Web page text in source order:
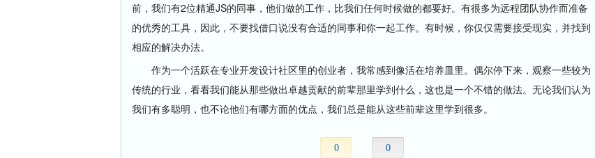
前，我们有2位精通JS的同事，他们做的工作，比我们任何时候做的都要好。有很多为远程团队协作而准备
的优秀的工具，因此，不要找借口说没有合适的同事和你一起工作。有时候，你仅仅需要接受现实，并找到
相应的解决办法。
作为一个活跃在专业开发设计社区里的创业者，我常感到像活在培养皿里。偶尔停下来，观察一些较为
传统的行业，看看我们能从那些做出卓越贡献的前辈那里学到什么，这也是一个不错的做法。无论我们认为
我们有多聪明，也不论他们有哪方面的优点，我们总是能从这些前辈这里学到很多。
0 0